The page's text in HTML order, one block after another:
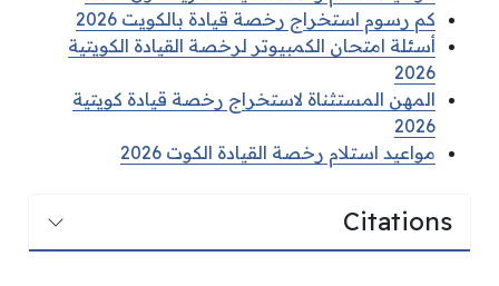
كم رسوم استخراج رخصة قيادة بالكويت 2026
أسئلة امتحان الكمبيوتر لرخصة القيادة الكويتية
2026
المهن المستثناة لاستخراج رخصة قيادة كويتية
2026
مواعيد استلام رخصة القيادة الكوت 2026
Citations